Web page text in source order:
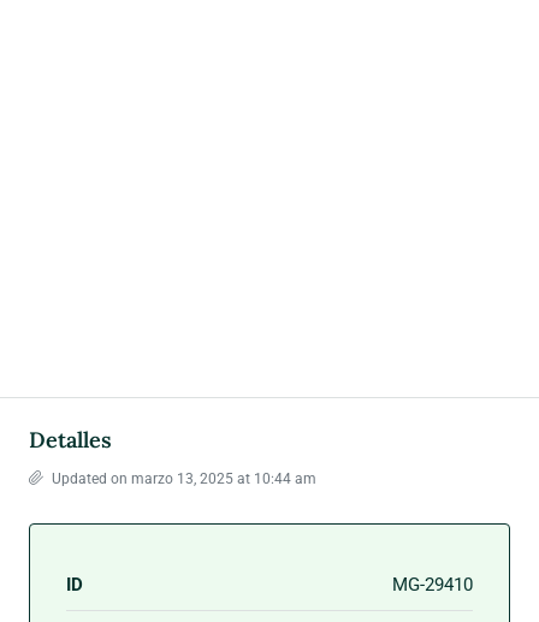
Detalles
Updated on marzo 13, 2025 at 10:44 am
ID MG-29410